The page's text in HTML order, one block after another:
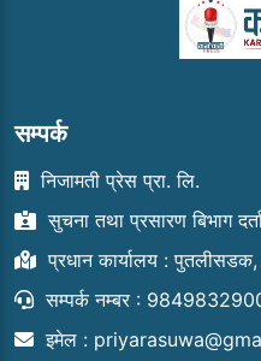
सम्पर्क
निजामती प्रेस प्रा. लि.
सुचना तथा प्रसारण बिभाग
प्रधान कार्यालय : पुतलीसडक,
सम्पर्क नम्बर :
इमेल :